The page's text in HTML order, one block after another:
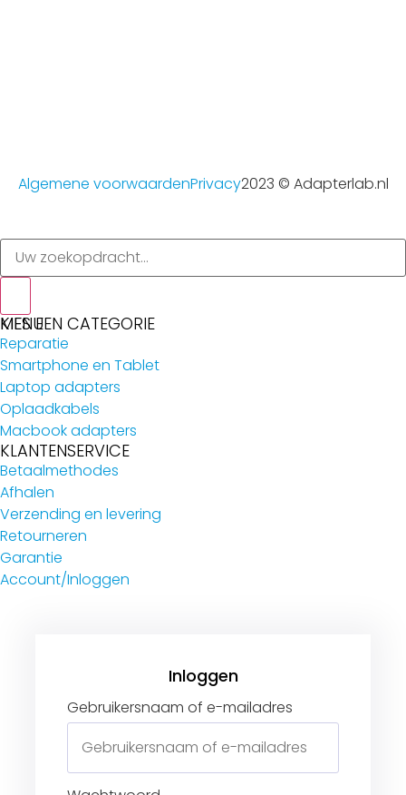
Algemene voorwaardenPrivacy2023 © Adapterlab.nl
MENU
KIES EEN CATEGORIE
Reparatie
Smartphone en Tablet
Laptop adapters
Oplaadkabels
Macbook adapters
KLANTENSERVICE
Betaalmethodes
Afhalen
Verzending en levering
Retourneren
Garantie
Account/Inloggen
Gebruikersnaam of e-mailadres